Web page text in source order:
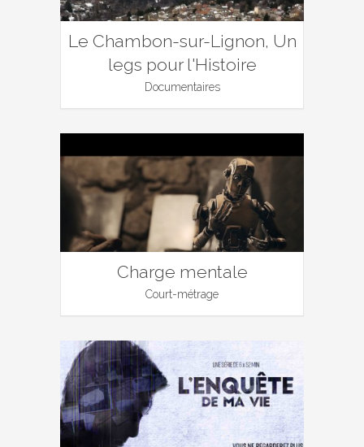
Le Chambon-sur-Lignon, Un
legs pour l'Histoire
Documentaires
Charge mentale
Court-métrage